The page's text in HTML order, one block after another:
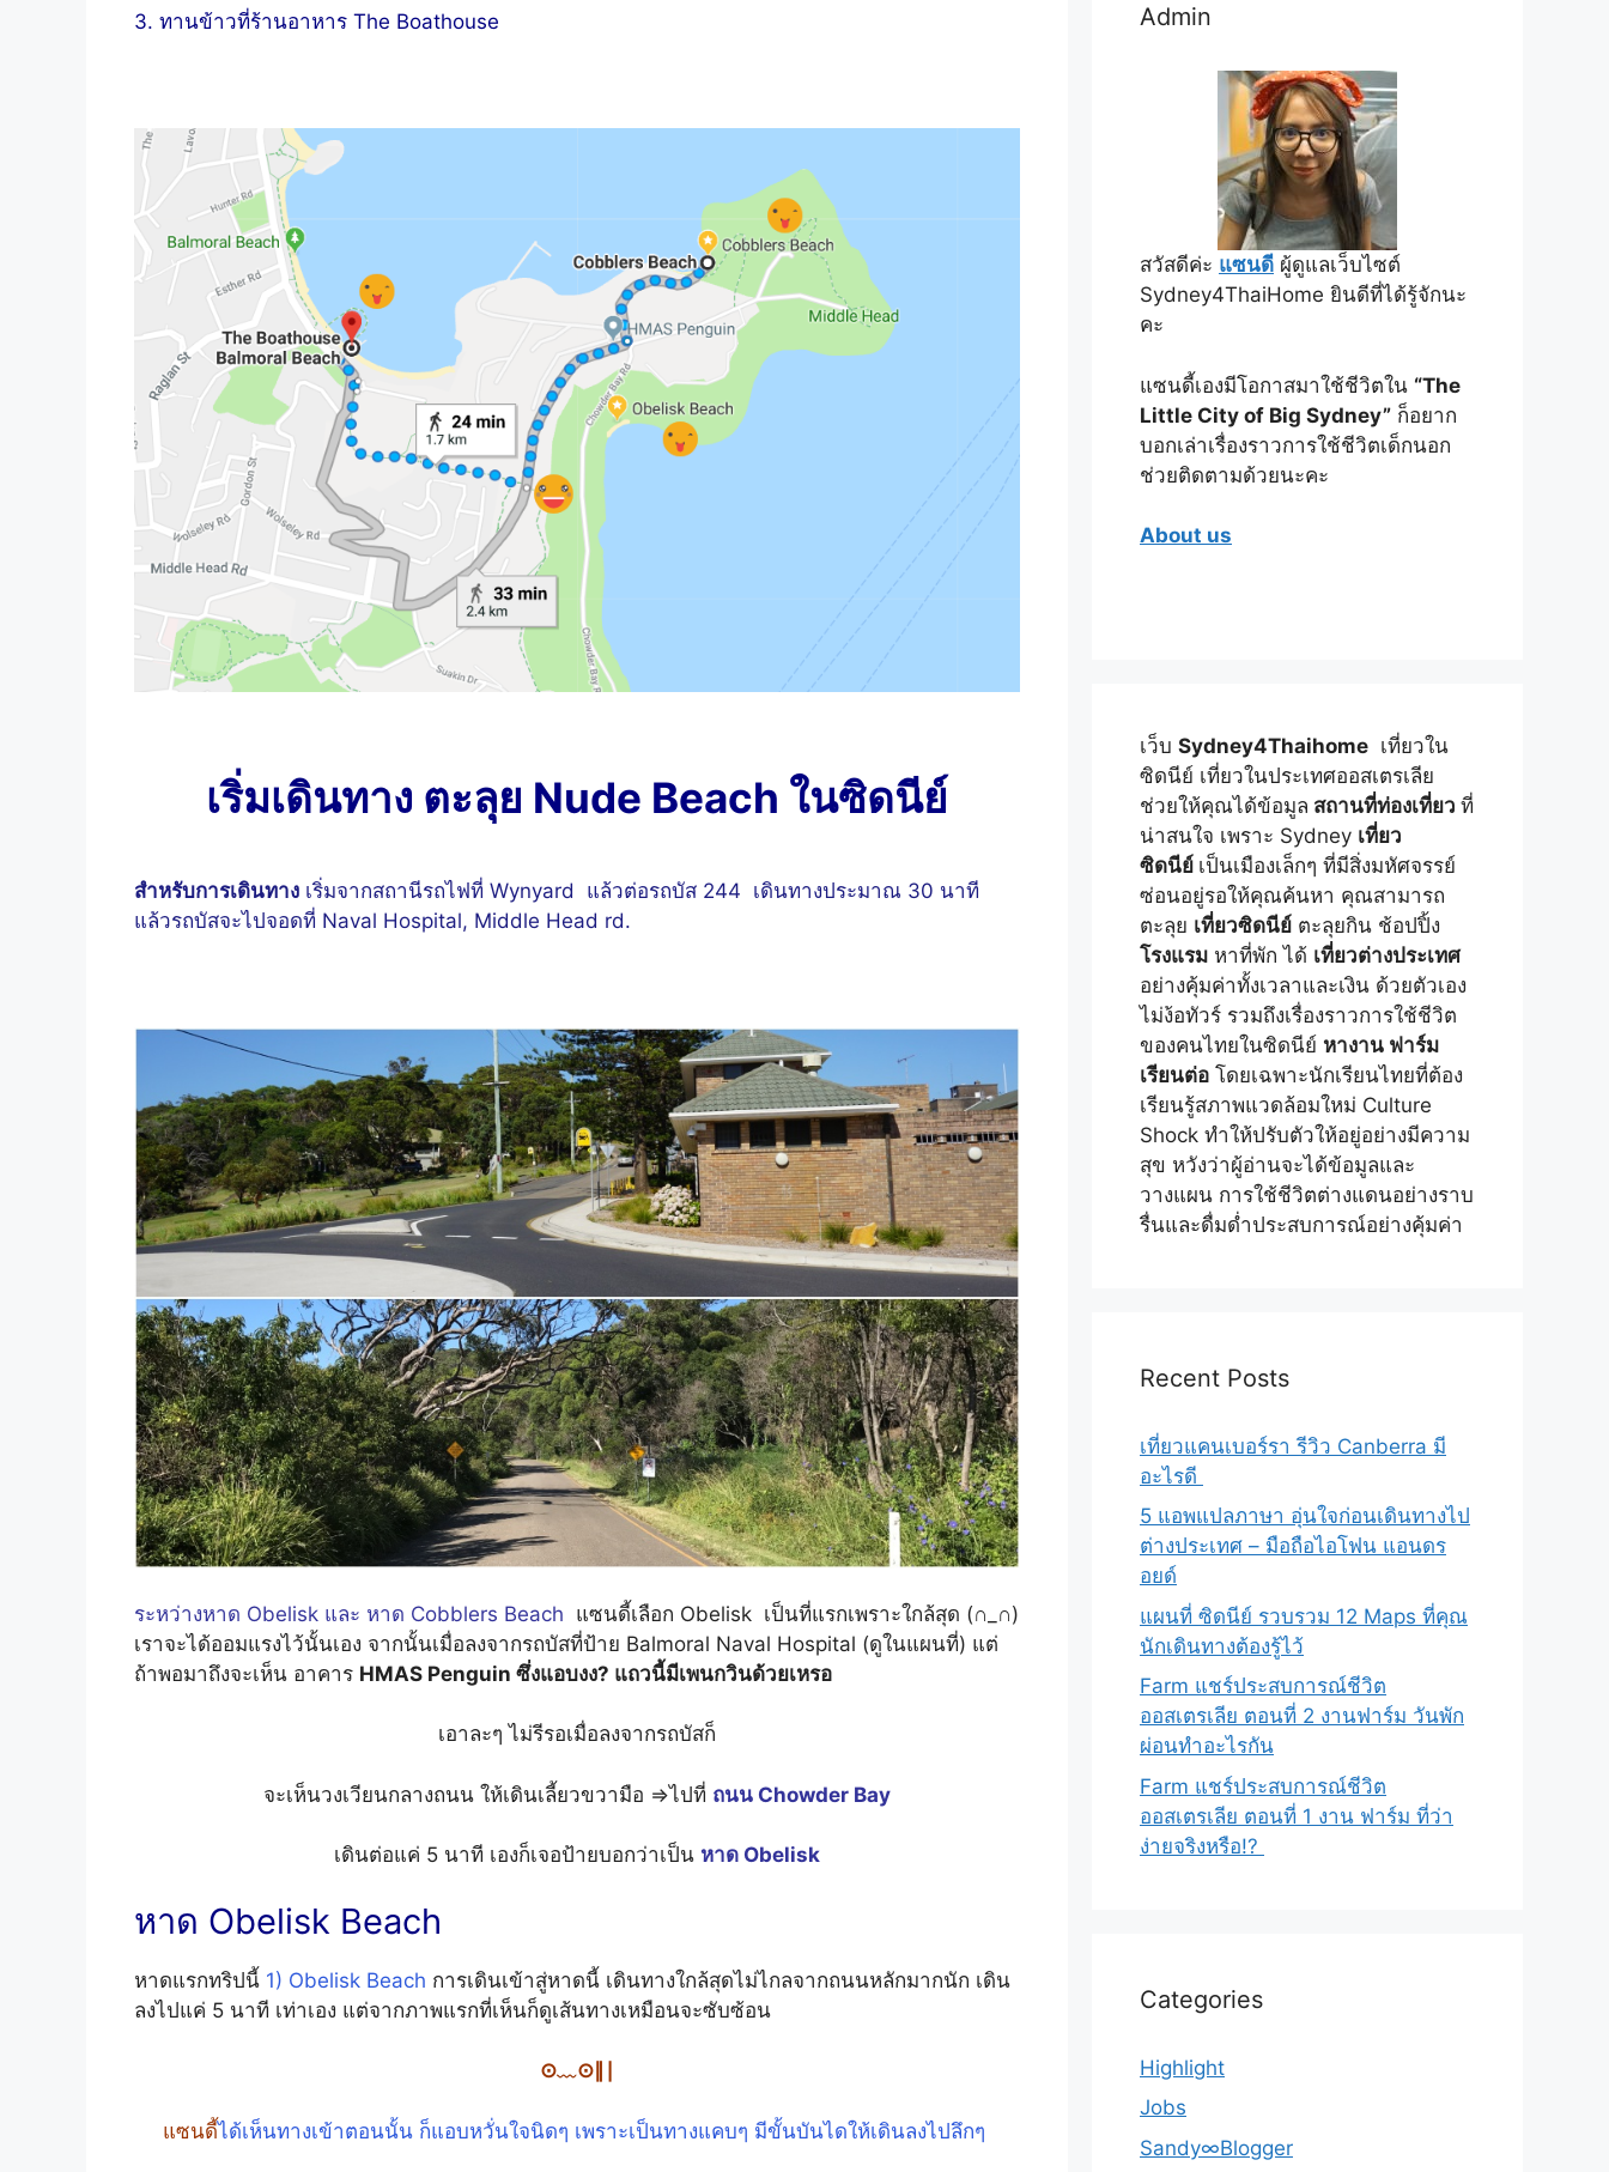
3. ทานข้าวที่ร้านอาหาร The Boathouse
เริ่มเดินทาง ตะลุย Nude Beach ในซิดนีย์
สำหรับการเดินทาง เริ่มจากสถานีรถไฟที่ Wynyard แล้วต่อรถบัส 244 เดินทางประมาณ 30 นาที
แล้วรถบัสจะไปจอดที่ Naval Hospital, Middle Head rd.
ระหว่างหาด Obelisk และ หาด Cobblers Beach แซนดี้เลือก Obelisk เป็นที่แรกเพราะใกล้สุด (∩_∩)
เราจะได้ออมแรงไว้นั้นเอง จากนั้นเมื่อลงจากรถบัสที่ป้าย Balmoral Naval Hospital (ดูในแผนที่) แต่
ถ้าพอมาถึงจะเห็น อาคาร HMAS Penguin ซึ่งแอบงง? แถวนี้มีเพนกวินด้วยเหรอ
เอาละๆ ไม่รีรอเมื่อลงจากรถบัสก็
จะเห็นวงเวียนกลางถนน ให้เดินเลี้ยวขวามือ ⇒ไปที่ ถนน Chowder Bay
เดินต่อแค่ 5 นาที เองก็เจอป้ายบอกว่าเป็น หาด Obelisk
หาด Obelisk Beach
หาดแรกทริปนี้ 1) Obelisk Beach การเดินเข้าสู่หาดนี้ เดินทางใกล้สุดไม่ไกลจากถนนหลักมากนัก เดิน
ลงไปแค่ 5 นาที เท่าเอง แต่จากภาพแรกที่เห็นก็ดูเส้นทางเหมือนจะซับซ้อน
⊙﹏⊙∥∣
แซนดี้ได้เห็นทางเข้าตอนนั้น ก็แอบหวั่นใจนิดๆ เพราะเป็นทางแคบๆ มีขั้นบันไดให้เดินลงไปลึกๆ
Admin
สวัสดีค่ะ แซนดี ผู้ดูแลเว็บไซต์
Sydney4ThaiHome ยินดีที่ได้รู้จักนะ
คะ
แซนดี้เองมีโอกาสมาใช้ชีวิตใน “The
Little City of Big Sydney” ก็อยาก
บอกเล่าเรื่องราวการใช้ชีวิตเด็กนอก
ช่วยติดตามด้วยนะคะ
About us
เว็บ Sydney4Thaihome เที่ยวใน
ซิดนีย์ เที่ยวในประเทศออสเตรเลีย
ช่วยให้คุณได้ข้อมูล สถานที่ท่องเที่ยว ที่
น่าสนใจ เพราะ Sydney เที่ยว
ซิดนีย์ เป็นเมืองเล็กๆ ที่มีสิ่งมหัศจรรย์
ซ่อนอยู่รอให้คุณค้นหา คุณสามารถ
ตะลุย เที่ยวซิดนีย์ ตะลุยกิน ช้อปปิ้ง
โรงแรม หาที่พัก ได้ เที่ยวต่างประเทศ
อย่างคุ้มค่าทั้งเวลาและเงิน ด้วยตัวเอง
ไม่ง้อทัวร์ รวมถึงเรื่องราวการใช้ชีวิต
ของคนไทยในซิดนีย์ หางาน ฟาร์ม
เรียนต่อ โดยเฉพาะนักเรียนไทยที่ต้อง
เรียนรู้สภาพแวดล้อมใหม่ Culture
Shock ทำให้ปรับตัวให้อยู่อย่างมีความ
สุข หวังว่าผู้อ่านจะได้ข้อมูลและ
วางแผน การใช้ชีวิตต่างแดนอย่างราบ
รื่นและดื่มด่ำประสบการณ์อย่างคุ้มค่า
Recent Posts
เที่ยวแคนเบอร์รา รีวิว Canberra มี
อะไรดี
5 แอพแปลภาษา อุ่นใจก่อนเดินทางไป
ต่างประเทศ – มือถือไอโฟน แอนดร
อยด์
แผนที่ ซิดนีย์ รวบรวม 12 Maps ที่คุณ
นักเดินทางต้องรู้ไว้
Farm แชร์ประสบการณ์ชีวิต
ออสเตรเลีย ตอนที่ 2 งานฟาร์ม วันพัก
ผ่อนทำอะไรกัน
Farm แชร์ประสบการณ์ชีวิต
ออสเตรเลีย ตอนที่ 1 งาน ฟาร์ม ที่ว่า
ง่ายจริงหรือ!?
Categories
Highlight
Jobs
Sandy∞Blogger